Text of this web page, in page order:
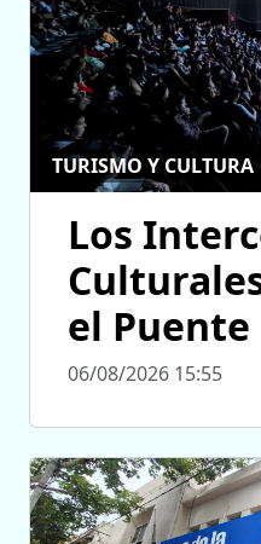
TURISMO Y CULTURA
Los
el Puente
06/08/2026 15:55